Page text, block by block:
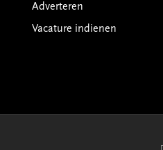
Adverteren
Vacature indienen